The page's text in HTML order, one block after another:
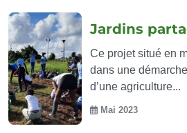
Ce projet situé en
dans une
d’une agriculture...
Mai 2023